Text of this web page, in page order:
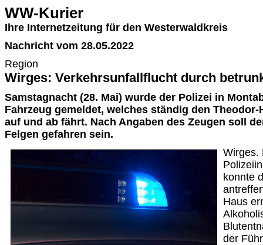
WW-Kurier
Ihre Internetzeitung für den Westerwaldkreis
Nachricht vom 28.05.2022
Region
Wirges: Verkehrsunfallflucht durch
Samstagnacht (28. Mai) wurde der Polizei in
Fahrzeug gemeldet, welches ständig den
auf und ab fährt. Nach Angaben des Zeugen soll
Felgen gefahren sein.
Wirges.
konnte
Haus
der